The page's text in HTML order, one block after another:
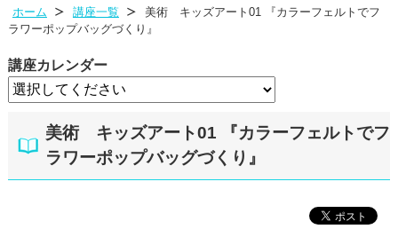
ホーム 講座一覧
美術 キッズアート01 『カラーフェルトでフ
ラワーポップバッグづくり』
講座カレンダー
美術 キッズアート01 『カラーフェルトでフ
ラワーポップバッグづくり』